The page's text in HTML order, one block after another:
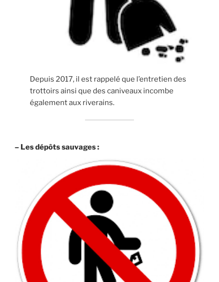
Depuis 2017, il est rappelé que l’entretien des
trottoirs ainsi que des caniveaux incombe
également aux riverains.
– Les dépôts sauvages :